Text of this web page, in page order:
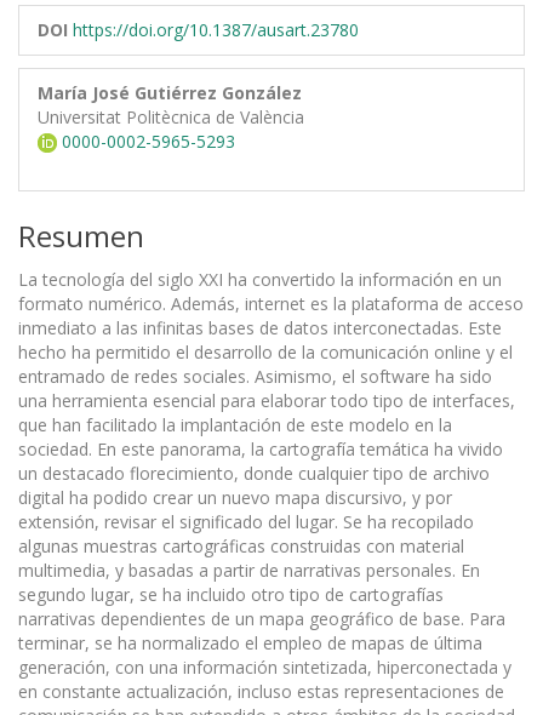
DOI https://doi.org/10.1387/ausart.23780
María José Gutiérrez González
Universitat Politècnica de València
0000-0002-5965-5293
Resumen
La tecnología del siglo XXI ha convertido la información en un
formato numérico. Además, internet es la plataforma de acceso
inmediato a las infinitas bases de datos interconectadas. Este
hecho ha permitido el desarrollo de la comunicación online y el
entramado de redes sociales. Asimismo, el software ha sido
una herramienta esencial para elaborar todo tipo de interfaces,
que han facilitado la implantación de este modelo en la
sociedad. En este panorama, la cartografía temática ha vivido
un destacado florecimiento, donde cualquier tipo de archivo
digital ha podido crear un nuevo mapa discursivo, y por
extensión, revisar el significado del lugar. Se ha recopilado
algunas muestras cartográficas construidas con material
multimedia, y basadas a partir de narrativas personales. En
segundo lugar, se ha incluido otro tipo de cartografías
narrativas dependientes de un mapa geográfico de base. Para
terminar, se ha normalizado el empleo de mapas de última
generación, con una información sintetizada, hiperconectada y
en constante actualización, incluso estas representaciones de